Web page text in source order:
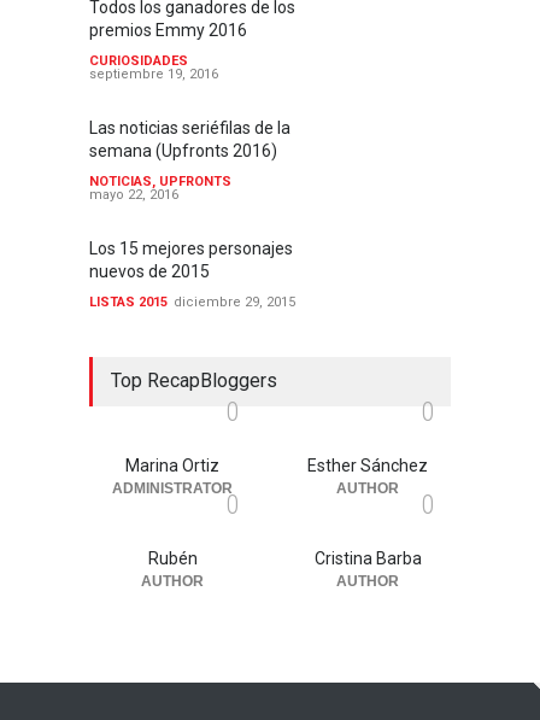
Todos los ganadores de los
premios Emmy 2016
CURIOSIDADES
septiembre 19, 2016
Las noticias seriéfilas de la
semana (Upfronts 2016)
NOTICIAS, UPFRONTS
mayo 22, 2016
Los 15 mejores personajes
nuevos de 2015
LISTAS 2015 diciembre 29, 2015
Top RecapBloggers
0
Marina Ortiz
ADMINISTRATOR
0
Esther Sánchez
AUTHOR
0
Rubén
AUTHOR
0
Cristina Barba
AUTHOR